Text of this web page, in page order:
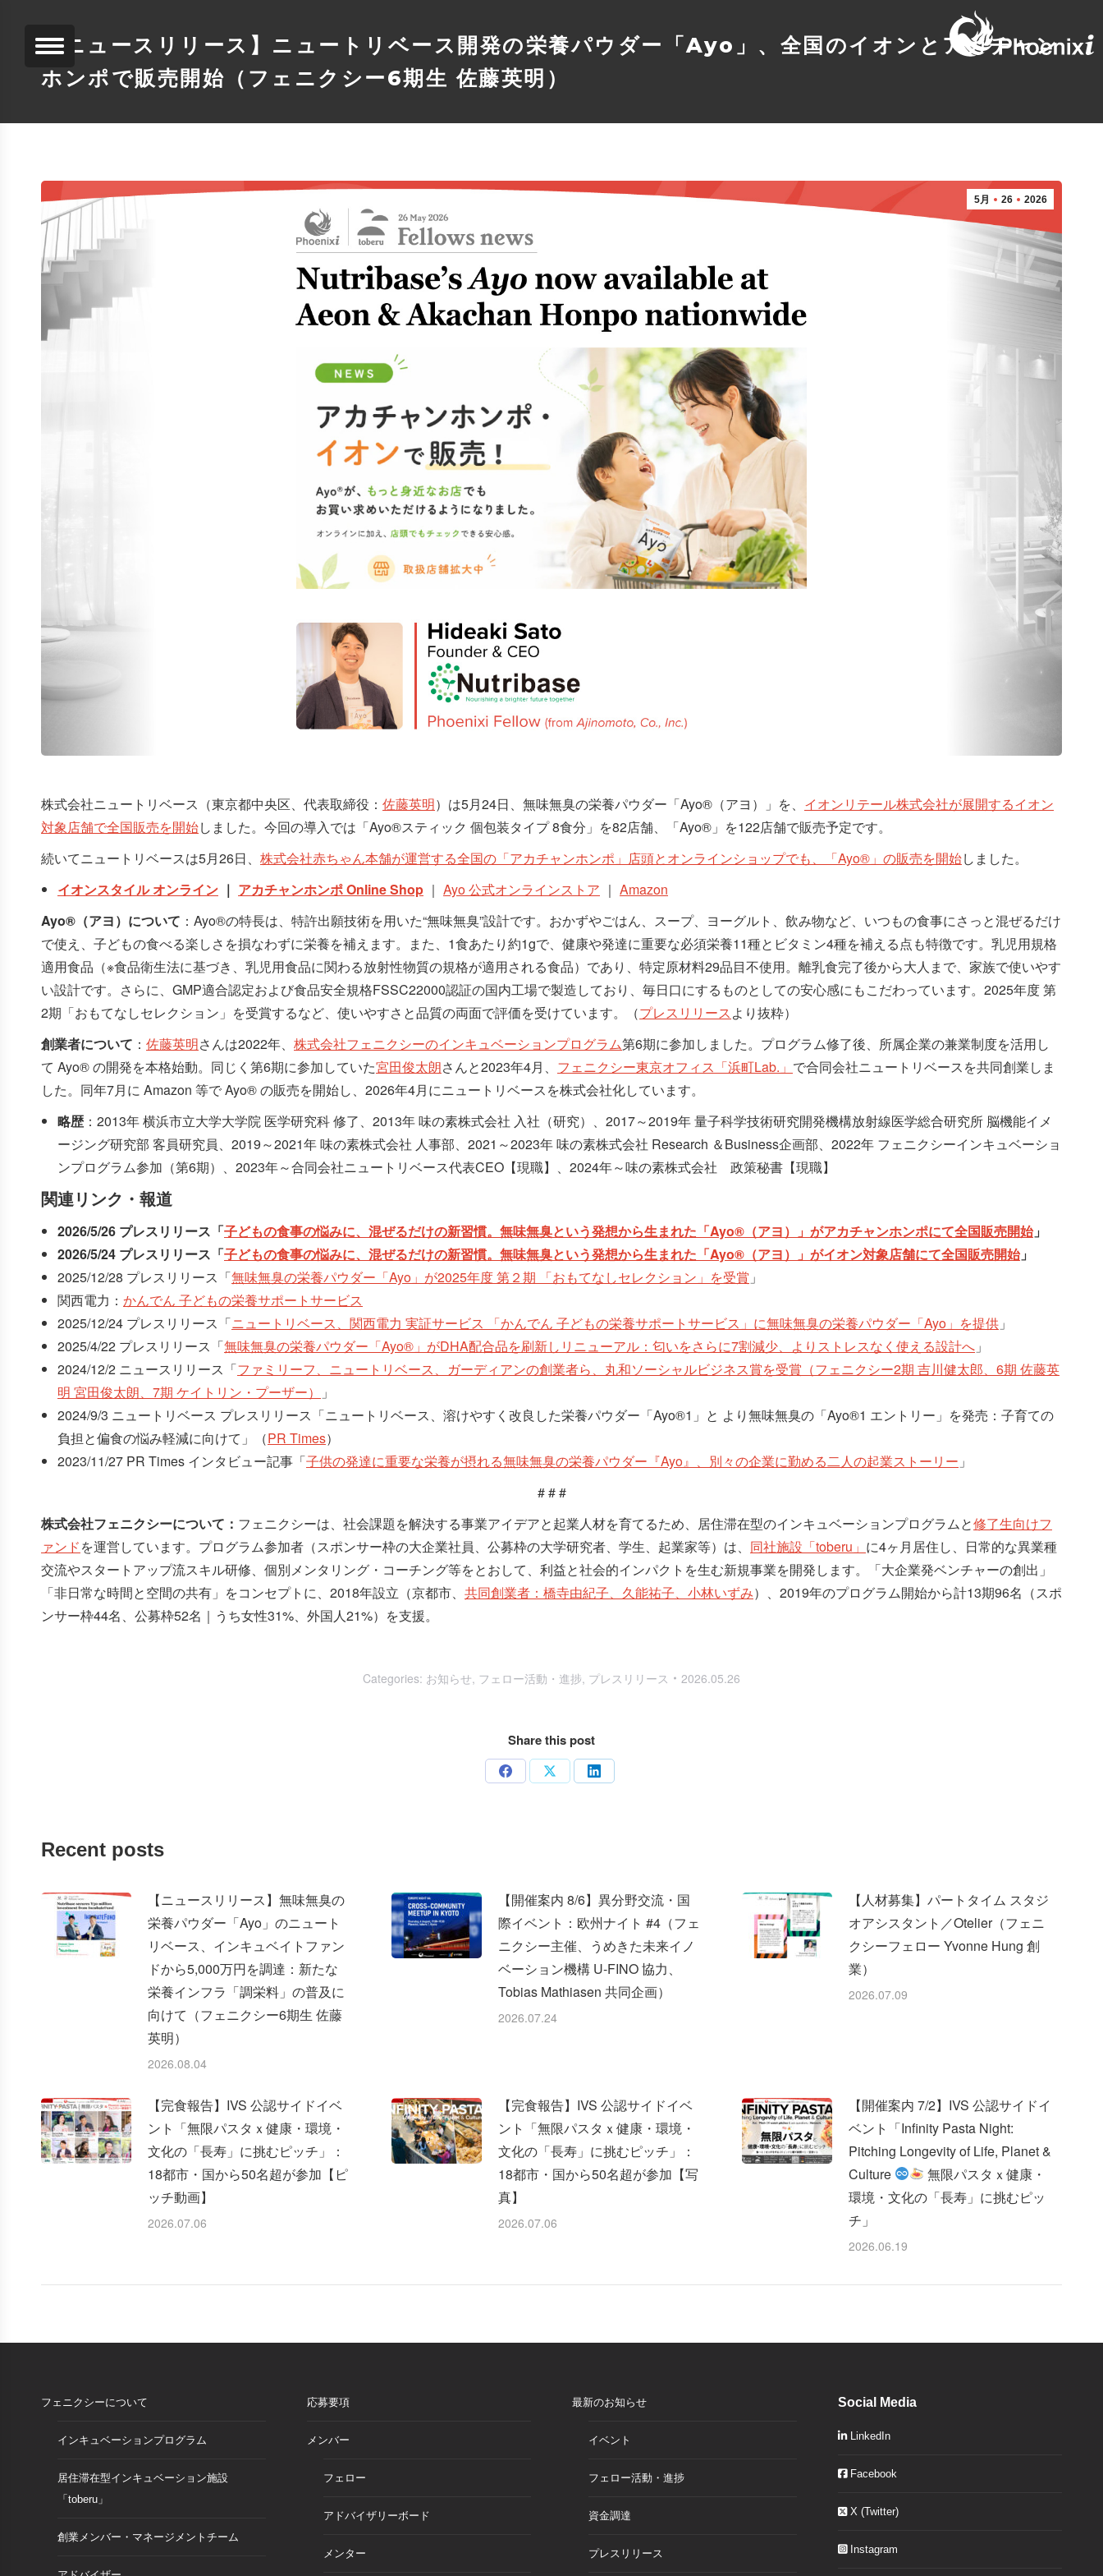
【ニュースリリース】ニュートリベース開発の栄養パウダー「Ayo」、全国のイオンとアカチャン
ホンポで販売開始（フェニクシー6期生 佐藤英明）
5月 26 2026
株式会社ニュートリベース（東京都中央区、代表取締役： 佐藤英明）は5月24日、無味無臭の栄養パウダー「Ayo®（アヨ）」を、 イオンリテール株式会社が展開するイオン
対象店舗で全国販売を開始しました。今回の導入では「Ayo®スティック 個包装タイプ 8食分」を82店舗、「Ayo®」を122店舗で販売予定です。
続いてニュートリベースは5月26日、 株式会社赤ちゃん本舗が運営する全国の「アカチャンホンポ」店頭とオンラインショップでも、「Ayo®」の販売を開始しました。
イオンスタイル オンライン ｜ アカチャンホンポ Online Shop ｜ Ayo 公式オンラインストア ｜ Amazon
Ayo®（アヨ）について ：Ayo®の特長は、特許出願技術を用いた“無味無臭”設計です。おかずやごはん、スープ、ヨーグルト、飲み物など、いつもの食事にさっと混ぜるだけ
で使え、子どもの食べる楽しさを損なわずに栄養を補えます。また、1食あたり約1gで、健康や発達に重要な必須栄養11種とビタミン4種を補える点も特徴です。乳児用規格
適用食品（※食品衛生法に基づき、乳児用食品に関わる放射性物質の規格が適用される食品）であり、特定原材料29品目不使用。離乳食完了後から大人まで、家族で使いやす
い設計です。さらに、GMP適合認定および食品安全規格FSSC22000認証の国内工場で製造しており、毎日口にするものとしての安心感にもこだわっています。2025年度 第
2期「おもてなしセレクション」を受賞するなど、使いやすさと品質の両面で評価を受けています。（プレスリリースより抜粋）
創業者について ： 佐藤英明さんは2022年、 株式会社フェニクシーのインキュベーションプログラム第6期に参加しました。プログラム修了後、所属企業の兼業制度を活用し
て Ayo® の開発を本格始動。同じく第6期に参加していた宮田俊太朗さんと2023年4月、 フェニクシー東京オフィス「浜町Lab.」 で合同会社ニュートリベースを共同創業しま
した。同年7月に Amazon 等で Ayo® の販売を開始し、2026年4月にニュートリベースを株式会社化しています。
略歴 ：2013年 横浜市立大学大学院 医学研究科 修了、2013年 味の素株式会社 入社（研究）、2017～2019年 量子科学技術研究開発機構放射線医学総合研究所 脳機能イメ
ージング研究部 客員研究員、2019～2021年 味の素株式会社 人事部、2021～2023年 味の素株式会社 Research ＆Business企画部、2022年 フェニクシーインキュベーショ
ンプログラム参加（第6期）、2023年～合同会社ニュートリベース代表CEO【現職】、2024年～味の素株式会社 政策秘書【現職】
関連リンク・報道
2026/5/26 プレスリリース「子どもの食事の悩みに、混ぜるだけの新習慣。無味無臭という発想から生まれた「Ayo®（アヨ）」がアカチャンホンポにて全国販売開始」
2026/5/24 プレスリリース「子どもの食事の悩みに、混ぜるだけの新習慣。無味無臭という発想から生まれた「Ayo®（アヨ）」がイオン対象店舗にて全国販売開始」
2025/12/28 プレスリリース「無味無臭の栄養パウダー「Ayo」が2025年度 第２期 「おもてなしセレクション」を受賞 」
関西電力： かんでん 子どもの栄養サポートサービス
2025/12/24 プレスリリース「ニュートリベース、関西電力 実証サービス 「かんでん 子どもの栄養サポートサービス」に無味無臭の栄養パウダー「Ayo」を提供 」
2025/4/22 プレスリリース「無味無臭の栄養パウダー「Ayo®」がDHA配合品を刷新しリニューアル：匂いをさらに7割減少、よりストレスなく使える設計へ 」
2024/12/2 ニュースリリース「ファミリーフ、ニュートリベース、ガーディアンの創業者ら、丸和ソーシャルビジネス賞を受賞（フェニクシー2期 吉川健太郎、6期 佐藤英
明 宮田俊太朗、7期 ケイトリン・プーザー）
」
2024/9/3 ニュートリベース プレスリリース「ニュートリベース、溶けやすく改良した栄養パウダー「Ayo®1」と より無味無臭の「Ayo®1 エントリー」を発売：子育ての
負担と偏食の悩み軽減に向けて」（PR Times）
2023/11/27 PR Times インタビュー記事「子供の発達に重要な栄養が摂れる無味無臭の栄養パウダー『Ayo』、別々の企業に勤める二人の起業ストーリー 」
# # #
株式会社フェニクシーについて： フェニクシーは、社会課題を解決する事業アイデアと起業人材を育てるため、居住滞在型のインキュベーションプログラムと修了生向けフ
ァンドを運営しています。プログラム参加者（スポンサー枠の大企業社員、公募枠の大学研究者、学生、起業家等）は、 同社施設「toberu」 に4ヶ月居住し、日常的な異業種
交流やスタートアップ流スキル研修、個別メンタリング・コーチング等をとおして、利益と社会的インパクトを生む新規事業を開発します。「大企業発ベンチャーの創出」
「非日常な時間と空間の共有」をコンセプトに、2018年設立（京都市、 共同創業者：橋寺由紀子、久能祐子、小林いずみ）、2019年のプログラム開始から計13期96名（スポ
ンサー枠44名、公募枠52名｜うち女性31%、外国人21%）を支援。
Categories: お知らせ, フェロー活動・進捗, プレスリリース 2026.05.26
Share this post
Share Share Share
Recent posts
【ニュースリリース】無味無臭の
栄養パウダー「Ayo」のニュート
リベース、インキュベイトファン
ドから5,000万円を調達：新たな
栄養インフラ「調栄料」の普及に
向けて（フェニクシー6期生 佐藤
英明）
2026.08.04
【開催案内 8/6】異分野交流・国
際イベント：欧州ナイト #4（フェ
ニクシー主催、うめきた未来イノ
ベーション機構 U-FINO 協力、
Tobias Mathiasen 共同企画）
2026.07.24
【人材募集】パートタイム スタジ
オアシスタント／Otelier（フェニ
クシーフェロー Yvonne Hung 創
業）
2026.07.09
【完食報告】IVS 公認サイドイベ
ント「無限パスタｘ健康・環境・
文化の「長寿」に挑むピッチ」：
18都市・国から50名超が参加【ピ
ッチ動画】
2026.07.06
【完食報告】IVS 公認サイドイベ
ント「無限パスタｘ健康・環境・
文化の「長寿」に挑むピッチ」：
18都市・国から50名超が参加【写
真】
2026.07.06
【開催案内 7/2】IVS 公認サイドイ
ベント「Infinity Pasta Night:
Pitching Longevity of Life, Planet &
Culture
無限パスタｘ健康・
環境・文化の「長寿」に挑むピッ
チ」
2026.06.19
フェニクシーについて
インキュベーションプログラム
居住滞在型インキュベーション施設
「toberu」
創業メンバー・マネージメントチーム
応募要項
メンバー
フェロー
アドバイザリーボード
メンター
最新のお知らせ
イベント
フェロー活動・進捗
資金調達
プレスリリース
Social Media
LinkedIn
Facebook
X (Twitter)
Instagram